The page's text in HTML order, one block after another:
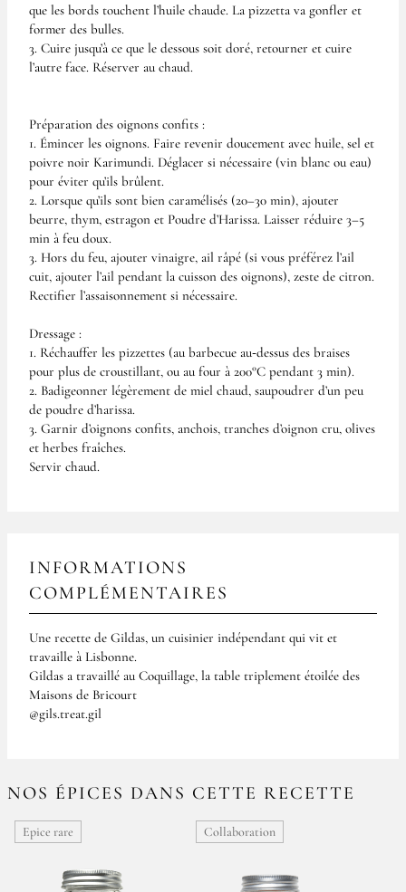
que les bords touchent l’huile chaude. La pizzetta va gonfler et
former des bulles.
3. Cuire jusqu’à ce que le dessous soit doré, retourner et cuire
l’autre face. Réserver au chaud.
Préparation des oignons confits :
1. Émincer les oignons. Faire revenir doucement avec huile, sel et
poivre noir Karimundi. Déglacer si nécessaire (vin blanc ou eau)
pour éviter qu’ils brûlent.
2. Lorsque qu’ils sont bien caramélisés (20–30 min), ajouter
beurre, thym, estragon et Poudre d’Harissa. Laisser réduire 3–5
min à feu doux.
3. Hors du feu, ajouter vinaigre, ail râpé (si vous préférez l’ail
cuit, ajouter l’ail pendant la cuisson des oignons), zeste de citron.
Rectifier l’assaisonnement si nécessaire.
Dressage :
1. Réchauffer les pizzettes (au barbecue au‑dessus des braises
pour plus de croustillant, ou au four à 200°C pendant 3 min).
2. Badigeonner légèrement de miel chaud, saupoudrer d’un peu
de poudre d’harissa.
3. Garnir d’oignons confits, anchois, tranches d’oignon cru, olives
et herbes fraîches.
Servir chaud.
INFORMATIONS
COMPLÉMENTAIRES
Une recette de Gildas, un cuisinier indépendant qui vit et
travaille à Lisbonne.
Gildas a travaillé au Coquillage, la table triplement étoilée des
Maisons de Bricourt
@gils.treat.gil
NOS ÉPICES DANS CETTE RECETTE
Epice rare Collaboration